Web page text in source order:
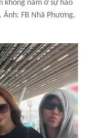
không nằm ở sự hào
FB Nhã Phương.